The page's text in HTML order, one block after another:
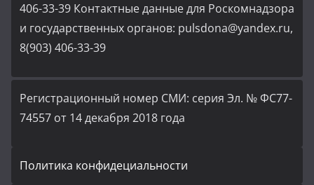
406-33-39 Контактные данные для Роскомнадзора
и государственных органов: pulsdona@yandex.ru,
8(903) 406-33-39
Регистрационный номер СМИ: серия Эл. № ФС77-
74557 от 14 декабря 2018 года
Политика конфидециальности